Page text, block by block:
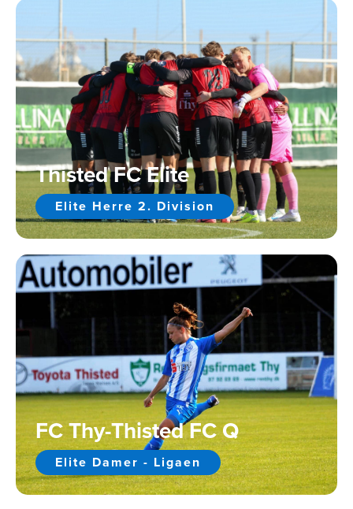
Thisted FC Elite
Elite Herre 2. Division
FC Thy-Thisted FC Q
Elite Damer - Ligaen